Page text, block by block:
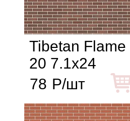
Tibetan Flame
20 7.1x24
78 Р/шт